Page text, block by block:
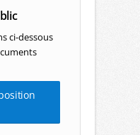
ci-dessous